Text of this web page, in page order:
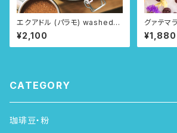
エクアドル (パラモ) washed
飲み方選べる3タイプ
¥2,100
グァテマ
HB)
¥1,880
CATEGORY
珈琲豆・粉